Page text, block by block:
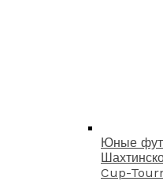
Юные
Cup-